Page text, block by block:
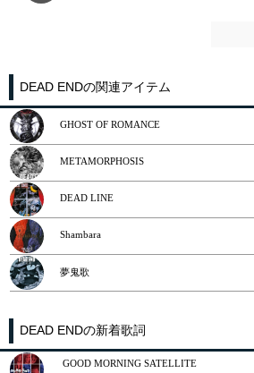
DEAD ENDの関連アイテム
GHOST OF ROMANCE
METAMORPHOSIS
DEAD LINE
Shambara
夢鬼歌
DEAD ENDの新着歌詞
GOOD MORNING SATELLITE